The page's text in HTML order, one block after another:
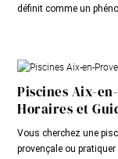
définit comme un
Piscines Aix-
Horaires et
Vous cherchez une
provençale ou